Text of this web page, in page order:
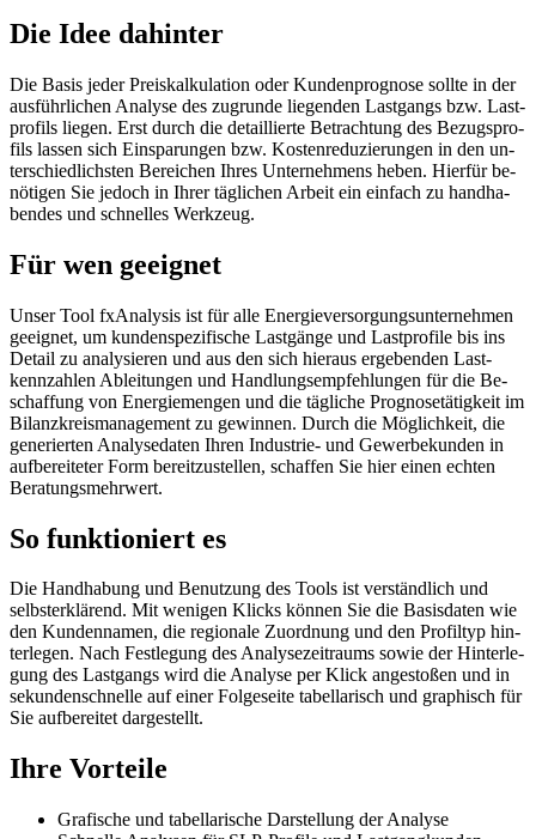
Die Idee dahinter
Die Ba­sis je­der Preis­kal­ku­la­ti­on oder Kun­den­pro­gno­se soll­te in der
aus­führ­li­chen Ana­ly­se des zu­grun­de lie­gen­den Last­gangs bzw. Last­
pro­fils lie­gen. Erst durch die de­tail­lier­te Be­trach­tung des Be­zugs­pro­
fils las­sen sich Ein­spa­run­gen bzw. Kos­ten­re­du­zie­run­gen in den un­
ter­schied­lichs­ten Be­rei­chen Ih­res Un­ter­neh­mens he­ben. Hier­für be­
nö­ti­gen Sie je­doch in Ih­rer täg­li­chen Ar­beit ein ein­fach zu hand­ha­
ben­des und schnel­les Werk­zeug.
Für wen geeignet
Un­ser Tool fx­Ana­ly­sis ist für al­le En­er­gie­ver­sor­gungs­un­ter­neh­men
ge­eig­net, um kun­den­spe­zi­fi­sche Last­gän­ge und Last­pro­fi­le bis ins
De­tail zu ana­ly­sie­ren und aus den sich hier­aus er­ge­ben­den Last­
kenn­zah­len Ab­lei­tun­gen und Hand­lungs­emp­feh­lun­gen für die Be­
schaf­fung von En­er­gie­men­gen und die täg­li­che Pro­gno­se­tä­tig­keit im
Bi­lanz­kreis­ma­nage­ment zu ge­win­nen. Durch die Mög­lich­keit, die
ge­ne­rier­ten Ana­ly­se­da­ten Ih­ren In­dus­trie- und Ge­wer­be­kun­den in
auf­be­rei­te­ter Form be­reit­zu­stel­len, schaf­fen Sie hier ei­nen ech­ten
Be­ra­tungs­mehr­wert.
So funktioniert es
Die Hand­ha­bung und Be­nut­zung des Tools ist ver­ständ­lich und
selbst­er­klä­rend. Mit we­ni­gen Klicks kön­nen Sie die Ba­sis­da­ten wie
den Kun­den­na­men, die re­gio­na­le Zu­ord­nung und den Pro­fil­typ hin­
ter­le­gen. Nach Fest­le­gung des Ana­ly­se­zeit­raums so­wie der Hin­ter­le­
gung des Last­gangs wird die Ana­ly­se per Klick an­ge­sto­ßen und in
se­kun­den­schnel­le auf ei­ner Fol­ge­sei­te ta­bel­la­risch und gra­phisch für
Sie auf­be­rei­tet dar­ge­stellt.
Ihre Vorteile
Gra­fi­sche und ta­bel­la­ri­sche Dar­stel­lung der Ana­ly­se